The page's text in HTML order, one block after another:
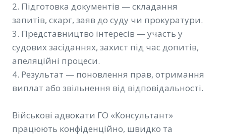
2. Підготовка документів — складання
запитів, скарг, заяв до суду чи прокуратури.
3. Представництво інтересів — участь у
судових засіданнях, захист під час допитів,
апеляційні процеси.
4. Результат — поновлення прав, отримання
виплат або звільнення від відповідальності.
Військові адвокати ГО «Консультант»
працюють конфіденційно, швидко та